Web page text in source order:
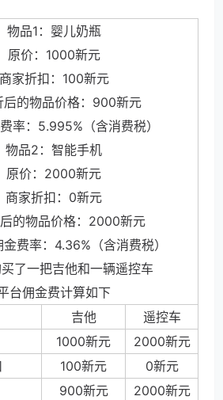
物品1：婴儿奶瓶
原价：1000新元
商家折扣：100新元
后的物品价格：900新元
率：5.995%（含消费税）
物品2：智能手机
原价：2000新元
商家折扣： 0新元
的物品价格：2000新元
费率：4.36%（含消费税）
了一把吉他和一辆遥控车
台佣金费计算如下
吉他
遥控车
1000新元 2000新元
100新元 0新元
900新元 2000新元